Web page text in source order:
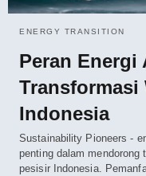
ENERGY TRANSITION
Peran Energi
Transformasi
Indonesia
Sustainability Pioneers -
penting dalam mendorong
pesisir Indonesia.